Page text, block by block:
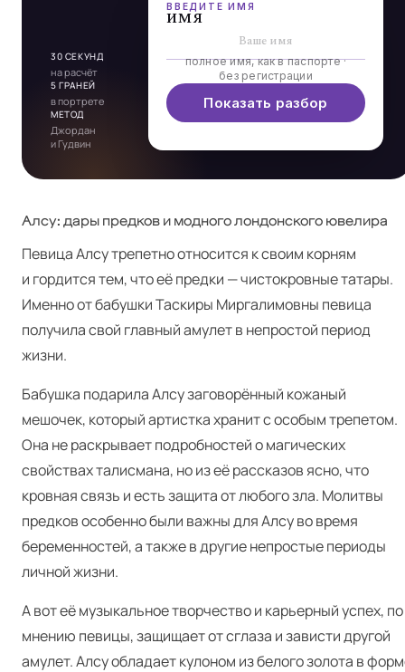
30 СЕКУНД
на расчёт
5 ГРАНЕЙ
в портрете
МЕТОД
Джордан
и Гудвин
ВВЕДИТЕ ИМЯ
имя
полное имя, как в паспорте ·
без регистрации
Показать разбор
Алсу: дары предков и модного лондонского ювелира
Певица Алсу трепетно относится к своим корням
и гордится тем, что её предки — чистокровные татары.
Именно от бабушки Таскиры Миргалимовны певица
получила свой главный амулет в непростой период
жизни.
Бабушка подарила Алсу заговорённый кожаный
мешочек, который артистка хранит с особым трепетом.
Она не раскрывает подробностей о магических
свойствах талисмана, но из её рассказов ясно, что
кровная связь и есть защита от любого зла. Молитвы
предков особенно были важны для Алсу во время
беременностей, а также в другие непростые периоды
личной жизни.
А вот её музыкальное творчество и карьерный успех, по
мнению певицы, защищает от сглаза и зависти другой
амулет. Алсу обладает кулоном из белого золота в